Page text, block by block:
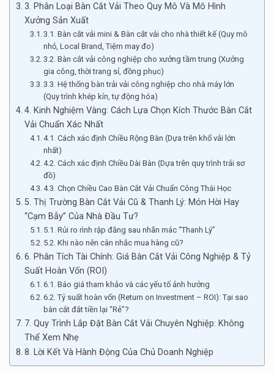
3. Phân Loại Bàn Cắt Vải Theo Quy Mô Và Mô Hình
Xưởng Sản Xuất
3.1. Bàn cắt vải mini & Bàn cắt vải cho nhà thiết kế (Quy mô
nhỏ, Local Brand, Tiệm may đo)
3.2. Bàn cắt vải công nghiệp cho xưởng tầm trung (Xưởng
gia công, thời trang sỉ, đồng phục)
3.3. Hệ thống bàn trải vải công nghiệp cho nhà máy lớn
(Quy trình khép kín, tự động hóa)
4. Kinh Nghiệm Vàng: Cách Lựa Chọn Kích Thước Bàn Cắt
Vải Chuẩn Xác Nhất
4.1. Cách xác định Chiều Rộng Bàn (Dựa trên khổ vải lớn
nhất)
4.2. Cách xác định Chiều Dài Bàn (Dựa trên quy trình trải sơ
đồ)
4.3. Chọn Chiều Cao Bàn Cắt Vải Chuẩn Công Thái Học
5. Thị Trường Bàn Cắt Vải Cũ & Thanh Lý: Món Hời Hay
“Cạm Bẫy” Của Nhà Đầu Tư?
5.1. Rủi ro rình rập đằng sau nhãn mác “Thanh Lý”
5.2. Khi nào nên cân nhắc mua hàng cũ?
6. Phân Tích Tài Chính: Giá Bàn Cắt Vải Công Nghiệp & Tỷ
Suất Hoàn Vốn (ROI)
6.1. Báo giá tham khảo và các yếu tố ảnh hưởng
6.2. Tỷ suất hoàn vốn (Return on Investment – ROI): Tại sao
bàn cắt đắt tiền lại “Rẻ”?
7. Quy Trình Lắp Đặt Bàn Cắt Vải Chuyên Nghiệp: Không
Thể Xem Nhẹ
8. Lời Kết Và Hành Động Của Chủ Doanh Nghiệp